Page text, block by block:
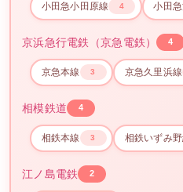
小田急小田原線 4 小田
京浜急行電鉄（京急電鉄） 4
京急本線 3 京急久里浜線
相模鉄道 4
相鉄本線 3 相鉄いずみ
江ノ島電鉄 2